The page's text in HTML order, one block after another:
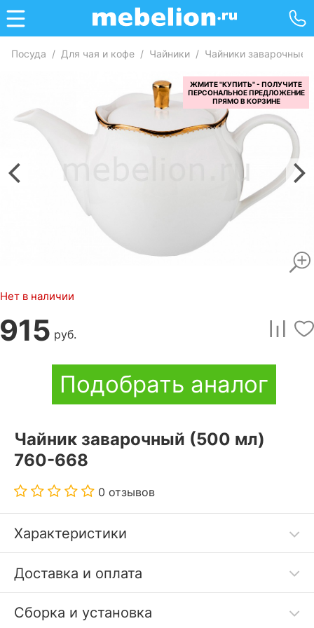
Посуда / Для чая и кофе / Чайники / Чайники заварочные
Нет в наличии
915 руб.
Подобрать аналог
Чайник заварочный (500 мл)
760-668
0 отзывов
Характеристики
Код
товара
3297210
Артикул art_760-668
Доставка и оплата
Сборка и установка